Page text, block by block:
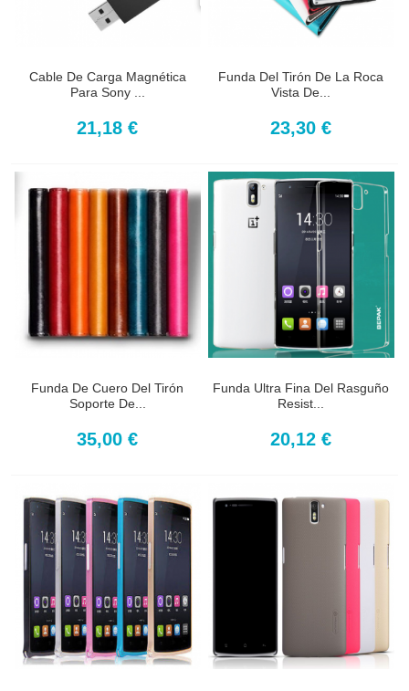
Cable De Carga Magnética
Para Sony ...
21,18 €
Funda Del Tirón De La Roca
Vista De...
23,30 €
Funda De Cuero Del Tirón
Soporte De...
35,00 €
Funda Ultra Fina Del Rasguño
Resist...
20,12 €